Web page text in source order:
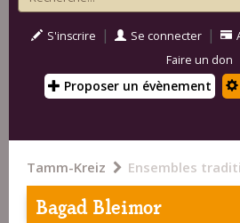
S'inscrire | Se connecter |
Faire un don
Proposer un évènement
Tamm-Kreiz Ensembles
Bagad Bleimor